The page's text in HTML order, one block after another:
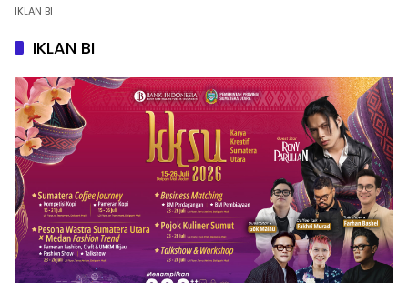
IKLAN BI
IKLAN BI